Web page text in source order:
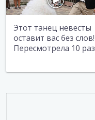
Этот танец невесты
оставит вас без слов!
Пересмотрела 10 раз